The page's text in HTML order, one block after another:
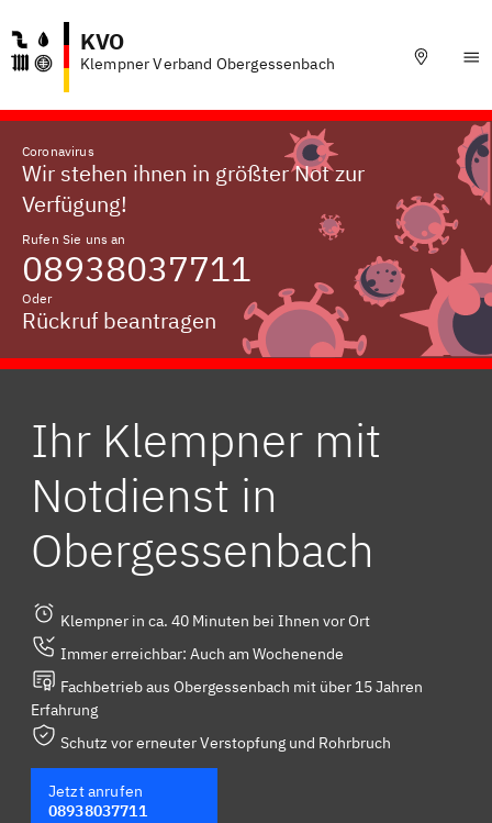
KVO
Klempner Verband Obergessenbach
Coronavirus
Wir stehen ihnen in größter Not zur
Verfügung!
Rufen Sie uns an
08938037711
Oder
Rückruf beantragen
Ihr Klempner mit
Notdienst in
Obergessenbach
Klempner in ca. 40 Minuten bei Ihnen vor Ort
Immer erreichbar: Auch am Wochenende
Fachbetrieb aus Obergessenbach mit über 15 Jahren
Erfahrung
Schutz vor erneuter Verstopfung und Rohrbruch
Jetzt anrufen
08938037711